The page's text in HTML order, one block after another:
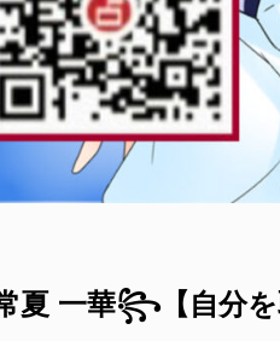
一華꧂【自分を